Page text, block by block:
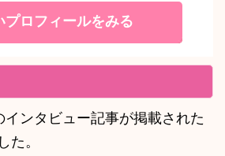
プロフィールをみる
インタビュー記事が掲載された
た。